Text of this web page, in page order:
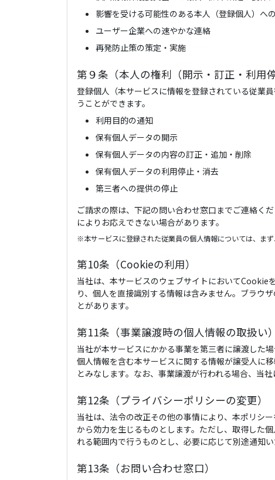
影響を受ける可能性のある本人（登録個人）へ
ユーザー企業への速やかな連絡
再発防止策の策定・実施
第９条（本人の権利（開示・訂正・利用停
登録個人（本サービスに情報を登録されている従業
うことができます。
利用目的の通知
保有個人データの開示
保有個人データの内容の訂正・追加・削除
保有個人データの利用停止・消去
第三者への提供の停止
ご請求の際は、下記の問い合わせ窓口までご連絡く
によりお応えできない場合があります。
※本サービスに登録された従業員の個人情報については、ま
第10条（Cookieの利用）
当社は、本サービスのウェブサイトにおいてCookie
り、個人を直接識別する情報は含みません。ブラウ
とがあります。
第11条（事業譲渡時の個人情報の取扱い）
当社が本サービスにかかる事業を第三者に譲渡した
個人情報を含む本サービスに関する情報が譲受人に
とみなします。なお、事業譲渡が行われる場合、当
第12条（プライバシーポリシーの変更）
当社は、法令の改正その他の事情により、本ポリシ
から効力を生じるものとします。ただし、取得した
れる範囲内で行うものとし、必要に応じて別途通知い
第13条（お問い合わせ窓口）